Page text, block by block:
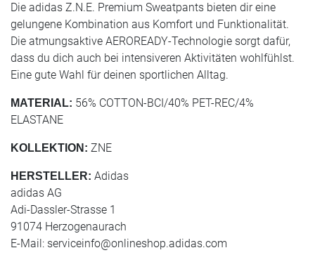
Die adidas Z.N.E. Premium Sweatpants bieten dir eine
gelungene Kombination aus Komfort und Funktionalität.
Die atmungsaktive AEROREADY-Technologie sorgt dafür,
dass du dich auch bei intensiveren Aktivitäten wohlfühlst.
Eine gute Wahl für deinen sportlichen Alltag.
MATERIAL: 56% COTTON-BCI/40% PET-REC/4%
ELASTANE
KOLLEKTION: ZNE
HERSTELLER: Adidas
adidas AG
Adi-Dassler-Strasse 1
91074 Herzogenaurach
E-Mail: serviceinfo@onlineshop.adidas.com